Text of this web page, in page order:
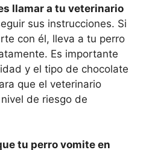
llamar a tu veterinario
sus instrucciones. Si
con él, lleva a tu perro
Es importante
y el tipo de chocolate
que el veterinario
de riesgo de
tu perro vomite en